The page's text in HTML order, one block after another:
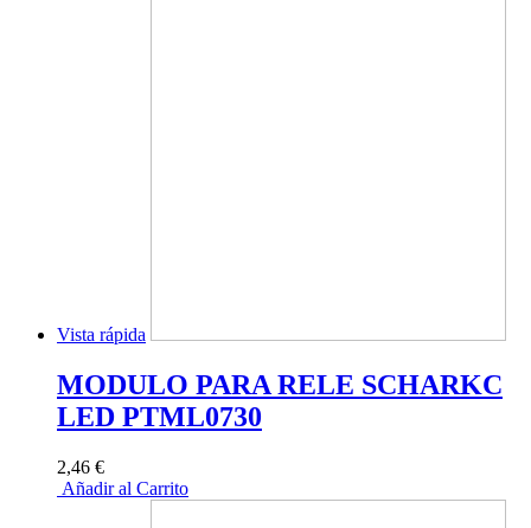
Vista rápida
MODULO PARA RELE SCHARKC
LED PTML0730
2,46 €
Añadir al Carrito